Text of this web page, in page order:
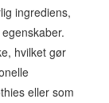
ingrediens,
hvilket gør
eller som